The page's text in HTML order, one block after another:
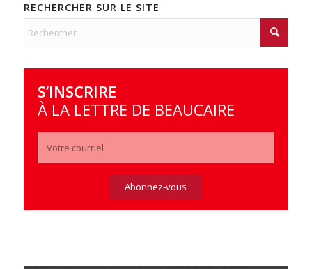
RECHERCHER SUR LE SITE
S’INSCRIRE
À LA LETTRE DE BEAUCAIRE